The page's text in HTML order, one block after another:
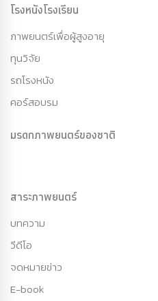
โรงหนังโรงเรียน
ภาพยนตร์เพื่อผู้สูงอายุ
ทุนวิจัย
รถโรงหนัง
คอร์สอบรม
มรดกภาพยนตร์ของชาติ
สาระภาพยนตร์
บทความ
วีดีโอ
จดหมายข่าว
E-book